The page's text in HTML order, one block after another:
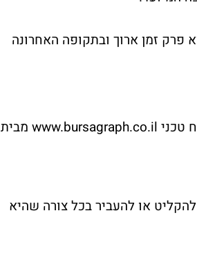
תל אביב 125 שדשדש אף הוא פרק זמן ארוך ובתקופה האחרונה
* הגרפים בסקירה זו הופקו באמצעות תוכנת ואתר בורסהגרף לניתוח טכני www.bursagraph.co.il מבית
או להעביר בכל צורה שהיא